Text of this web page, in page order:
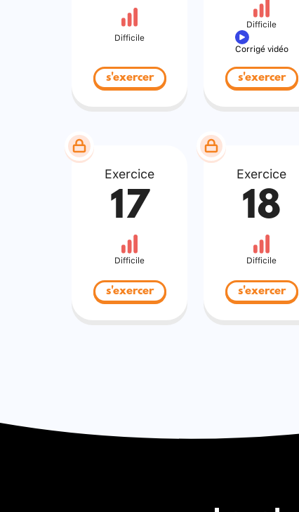
Difficile
s'exercer
Difficile
Corrigé vidéo
s'exercer
Exercice
17
Difficile
s'exercer
Exercice
18
Difficile
s'exercer